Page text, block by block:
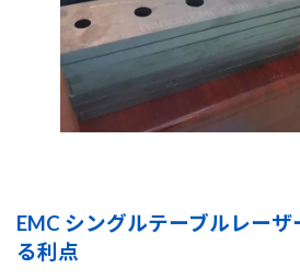
EMC シングルテーブルレー
る利点